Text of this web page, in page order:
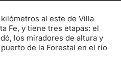
al este de Villa
Fe, y tiene tres etapas: el
los miradores de altura y
de la Forestal en el río